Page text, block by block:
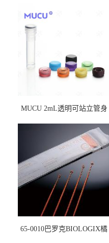
MUCU 2mL透明可站立管身
65-0010巴罗克BIOLOGIX橘